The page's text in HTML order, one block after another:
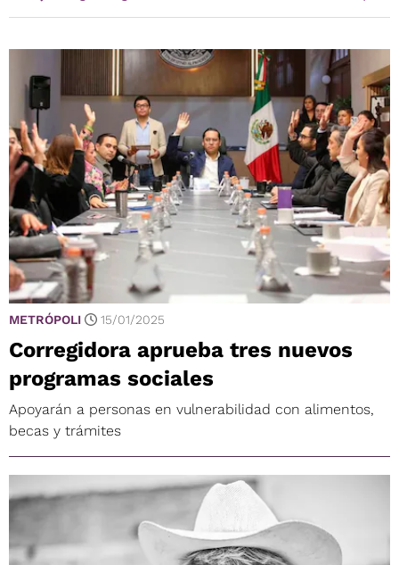
METRÓPOLI 15/01/2025
Corregidora aprueba tres nuevos
programas sociales
Apoyarán a personas en vulnerabilidad con alimentos,
becas y trámites